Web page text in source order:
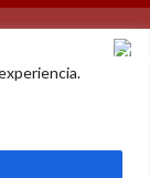
| 14 años